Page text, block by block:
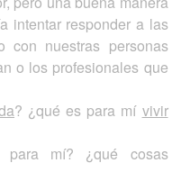
intentar responder a las
con nuestras personas
o los profesionales que
? ¿qué es para mí vivir
para mí? ¿qué cosas